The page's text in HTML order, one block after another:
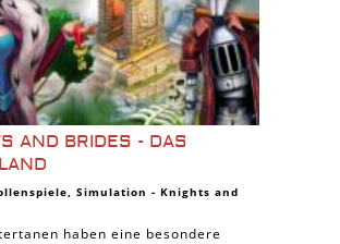
AND BRIDES - DAS
, Simulation - Knights and
haben eine besondere